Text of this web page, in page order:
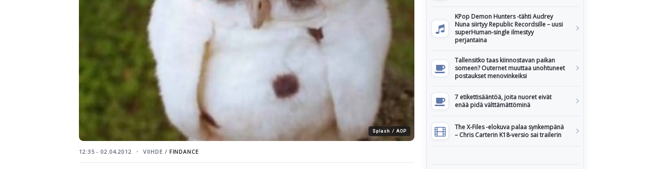
Splash / AOP
12:35 - 02.04.2012 VIIHDE / FINDANCE
KPop Demon Hunters -tähti Audrey
Nuna siirtyy Republic Recordsille – uusi
superHuman-single ilmestyy
perjantaina
Tallensitko taas kiinnostavan paikan
someen? Outernet muuttaa unohtuneet
postaukset menovinkeiksi
7 etikettisääntöä, joita nuoret eivät
enää pidä välttämättöminä
The X-Files -elokuva palaa synkempänä
– Chris Carterin K18-versio sai trailerin